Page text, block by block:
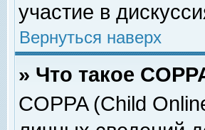
участие в
Вернуться наверх
» Что такое
COPPA (Child